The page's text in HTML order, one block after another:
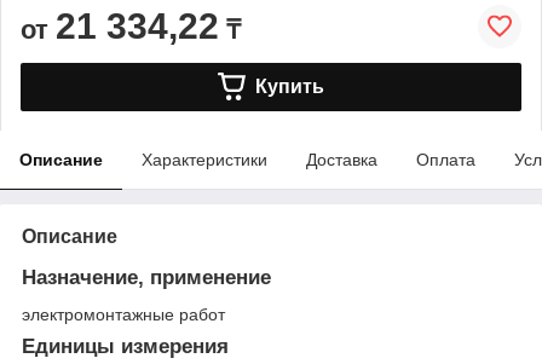
от 21 334,22 ₸
Купить
Описание Характеристики Доставка Оплата
Описание
Назначение, применение
электромонтажные работ
Единицы измерения